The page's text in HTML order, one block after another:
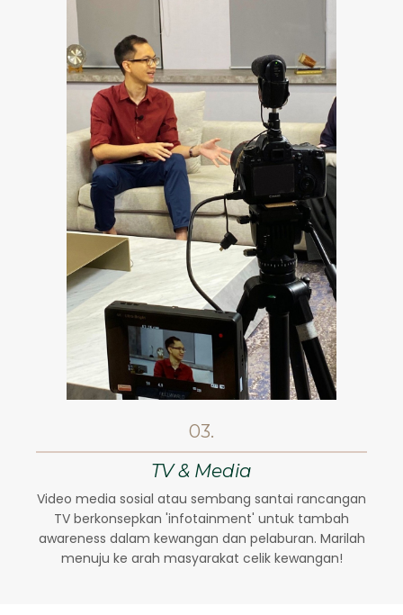
03.
TV & Media
Video media sosial atau sembang santai rancangan
TV berkonsepkan 'infotainment' untuk tambah
awareness dalam kewangan dan pelaburan. Marilah
menuju ke arah masyarakat celik kewangan!